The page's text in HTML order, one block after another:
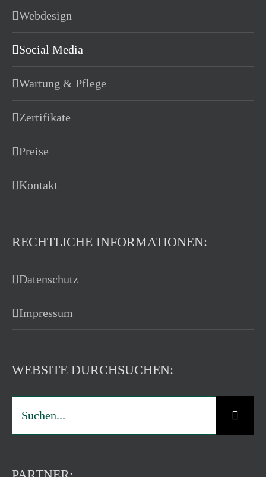
Webdesign
Social Media
Wartung & Pflege
Zertifikate
Preise
Kontakt
RECHTLICHE INFORMATIONEN:
Datenschutz
Impressum
WEBSITE DURCHSUCHEN: